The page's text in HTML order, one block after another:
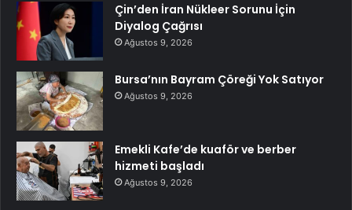
Çin’den İran Nükleer Sorunu İçin
Diyalog Çağrısı
Ağustos 9, 2026
Bursa’nın Bayram Çöreği Yok Satıyor
Ağustos 9, 2026
Emekli Kafe’de kuaför ve berber
hizmeti başladı
Ağustos 9, 2026